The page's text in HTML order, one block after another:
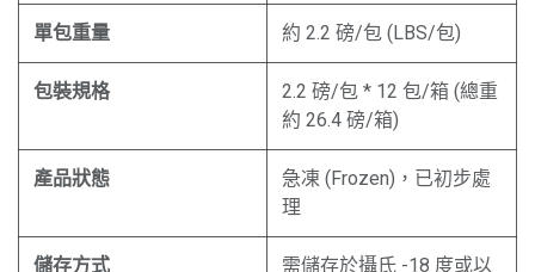
單包重量 約 2.2 磅/包 (LBS/包)
包裝規格
2.2 磅/包 * 12 包/箱 (總重
約 26.4 磅/箱)
產品狀態
急凍 (Frozen)，已初步處
理
儲存方式
需儲存於攝氏 -18 度或以